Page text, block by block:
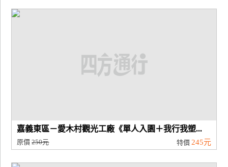
商
嘉義東區－愛木村觀光工廠《單人入園＋我行我塑...
原價250元 特價 245元